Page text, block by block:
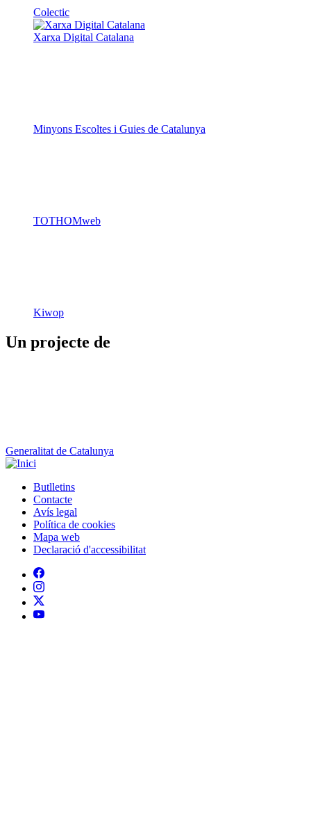
Colectic
Xarxa Digital Catalana
Minyons Escoltes i Guies de Catalunya
TOTHOMweb
Kiwop
Un projecte de
Generalitat de Catalunya
Peu
Butlletins
Contacte
Avís legal
Política de cookies
Mapa web
Declaració d'accessibilitat